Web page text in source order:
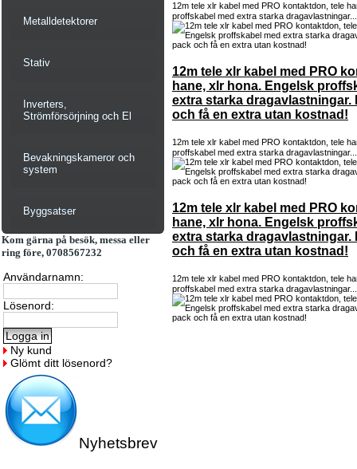
Metalldetektorer
Stativ
Inverters,
Strömförsörjning och El
Bevakningskameror och
system
Byggsatser
Kom gärna på besök, messa eller
ring före, 0708567232
Användarnamn:
Lösenord:
Ny kund
Glömt ditt lösenord?
Nyhetsbrev
12m tele xlr kabel med PRO kontaktdon, tele
proffskabel med extra starka
12m tele xlr kabel med PRO
hane, xlr hona. Engelsk
extra starka dragavlastningar.
och få en extra utan kostnad!
12m tele xlr kabel med PRO kontaktdon, tele
proffskabel med extra starka
12m tele xlr kabel med PRO
hane, xlr hona. Engelsk
extra starka dragavlastningar.
och få en extra utan kostnad!
12m tele xlr kabel med PRO kontaktdon, tele
proffskabel med extra starka